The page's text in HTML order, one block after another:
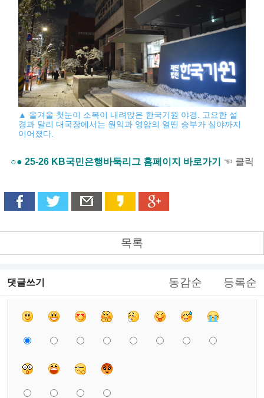
▲ 올겨울 첫눈이 소복이 내려앉은 한국기원 야경. 고요한 설
경과 달리 대국장에서는 원익과 영암의 열띤 승부가 심야까지
이어졌다.
○● 25-26 KB국민은행바둑리그 홈페이지 바로가기 ☜ 클릭
목록
댓글쓰기 동감순 등록순